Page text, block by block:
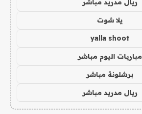
ريال مدريد مباشر
يلا شوت
yalla shoot
مباريات اليوم مباشر
برشلونة مباشر
ريال مدريد مباشر